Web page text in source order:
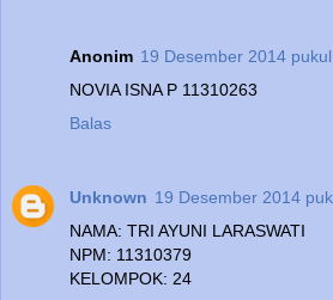
Anonim 19 Desember 2014
NOVIA ISNA P 11310263
Balas
Unknown 19 Desember 2014
NAMA: TRI AYUNI LARASWATI
NPM: 11310379
KELOMPOK: 24